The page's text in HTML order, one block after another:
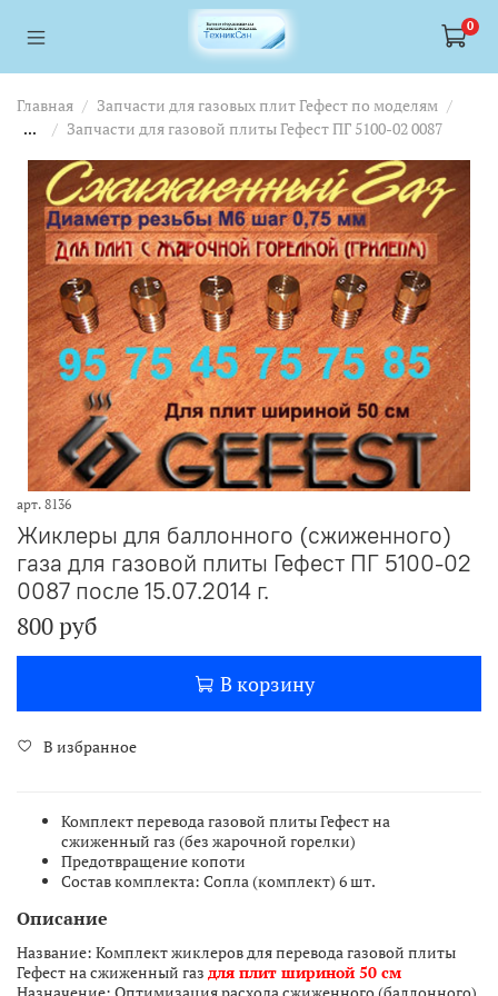
0
Главная
Запчасти для газовых плит Гефест по моделям
...
Запчасти для газовой плиты Гефест ПГ 5100-02 0087
арт. 8136
Жиклеры для баллонного (сжиженного)
газа для газовой плиты Гефест ПГ 5100-02
0087 после 15.07.2014 г.
800 руб
В корзину
В избранное
Комплект перевода газовой плиты Гефест на
сжиженный газ (без жарочной горелки)
Предотвращение копоти
Состав комплекта: Сопла (комплект) 6 шт.
Описание
Название: Комплект жиклеров для перевода газовой плиты
Гефест на сжиженный газ для плит шириной 50 см
Назначение: Оптимизация расхода сжиженного (баллонного)
<a href="https://webmaster.yandex.ru/siteinfo/?site=https://
<a href="https://webmaster.yandex.ru/siteinfo/?site=https://